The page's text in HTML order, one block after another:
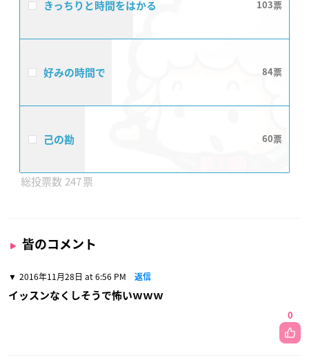
きっちりと時間をはかる 103
好みの時間で 84
己の勘 60
247
皆のコメント
2016年11月28日 at 6:56 PM 返信
イッスンなくしそうで怖いｗｗｗ
0